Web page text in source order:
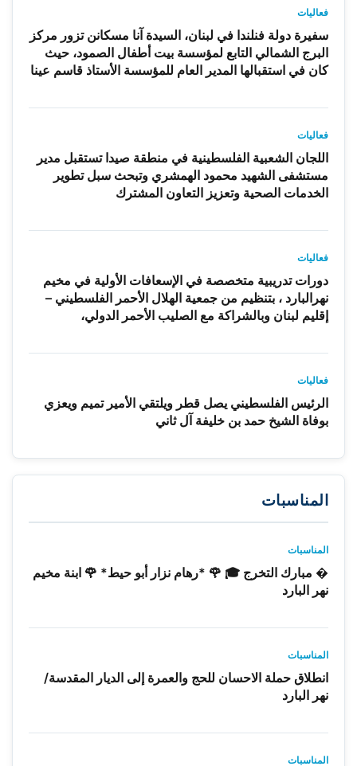
فعاليات
سفيرة دولة فنلندا في لبنان، السيدة آنا مسكانن تزور مركز
البرج الشمالي التابع لمؤسسة بيت أطفال الصمود، حيث
كان في استقبالها المدير العام للمؤسسة الأستاذ قاسم عينا
فعاليات
اللجان الشعبية الفلسطينية في منطقة صيدا تستقبل مدير
مستشفى الشهيد محمود الهمشري وتبحث سبل تطوير
الخدمات الصحية وتعزيز التعاون المشترك
فعاليات
دورات تدريبية متخصصة في الإسعافات الأولية في مخيم
نهرالبارد ، بتنظيم من جمعية الهلال الأحمر الفلسطيني –
إقليم لبنان وبالشراكة مع الصليب الأحمر الدولي،
فعاليات
الرئيس الفلسطيني يصل قطر ويلتقي الأمير تميم ويعزي
بوفاة الشيخ حمد بن خليفة آل ثاني
المناسبات
المناسبات
� مبارك التخرج 🎓 🌹 *رهام نزار أبو حيط* 🌹 ابنة مخيم
نهر البارد
المناسبات
انطلاق حملة الاحسان للحج والعمرة إلى الديار المقدسة/
نهر البارد
المناسبات